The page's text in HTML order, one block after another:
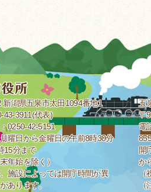
新潟県五泉市太田1094番地1
43-3911(代表)
0250-42-5151
曜日から金曜日の午前8時30分
15分まで
年始を除く）
、施設によっては開庁時間が異
あります。
五
〒
電
開
か